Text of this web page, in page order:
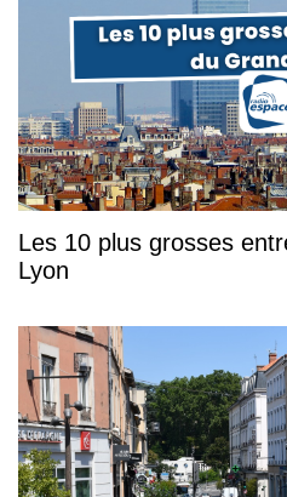
Les 10 plus grosses
Lyon